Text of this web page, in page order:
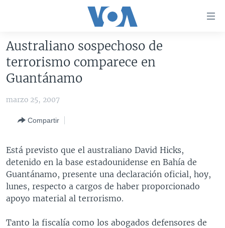
accesibilidad
contenido
Salte
Salte
búsqueda
AMÉRICA DEL NORTE
ELECCIONES EEUU 2024
VOA VERIFICA INMIGRACIÓN
ARGENTINA
COLOMBIA
CHILE
PERÚ
CHINA EN AMÉRICA LATINA
COSTA RICA
EL SALVADOR
GUATEMALA
OTRAS SECCIONES
INMIGRACIÓN
LIBERTAD DE PRENSA
ESPECIALES DE LA VOA
LIBERTAD DE PRENSA
Australiano sospechoso de
terrorismo comparece en
Guantánamo
marzo 25, 2007
Compartir
Está previsto que el australiano David Hicks,
detenido en la base estadounidense en Bahía de
Guantánamo, presente una declaración oficial, hoy,
lunes, respecto a cargos de haber proporcionado
apoyo material al terrorismo.
Tanto la fiscalía como los abogados defensores de